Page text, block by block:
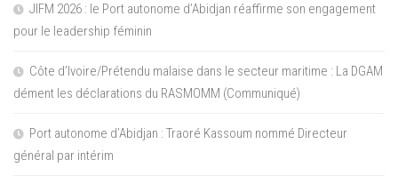
JIFM 2026 : le Port autonome d’Abidjan réaffirme son engagement
pour le leadership féminin
Côte d’Ivoire/Prétendu malaise dans le secteur maritime : La DGAM
dément les déclarations du RASMOMM (Communiqué)
Port autonome d’Abidjan : Traoré Kassoum nommé Directeur
général par intérim